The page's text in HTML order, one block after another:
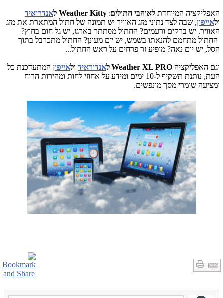
האפליקציה המיוחדת לאוהבי חתולים: Weather Kitty ל
אנדרואיד
ולאייפון, שבה לצד נתוני מזג האוויר יש תמונה של חתול המתארת את מזג
האוויר. יש ברקים ורעמים? החתול מסתתר בארגז, יש גל חום בחוץ?
החתול מתחמם להנאתו בשמש, יש יום מעונן? החתול מתכרבל בתוך
הסל, יש יום נאה? מופיע זר פרחים על ראש החתול...
וגם האפליקציה Weather XL PRO ל אנדוראיד ולאייפון המתעדכנת כל
העת, נותנת תשקיף ל-10 ימים ומידע על אחוזי לחות ומהירות הרוח
ומציעה שומרי מסך מונפשים.